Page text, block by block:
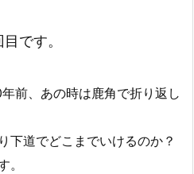
です。
前、あの時は鹿角で折り返し
下道でどこまでいけるのか？
。